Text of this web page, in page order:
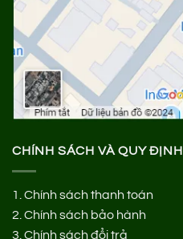
CHÍNH SÁCH VÀ QUY ĐỊNH
1. Chính sách thanh toán
2. Chính sách bảo hành
3. Chính sách đổi trả